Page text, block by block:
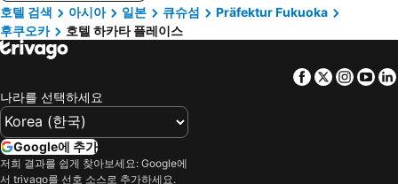
호텔 검색 아시아 일본 큐슈섬
Präfektur Fukuoka
후쿠오카
호텔 하카타 플레이스
Facebook
Twitter
나라를 선택하세요
Google에 추가
저희 결과를 쉽게 찾아보세요: Google에
서 trivago를 선호 소스로 추가하세요.